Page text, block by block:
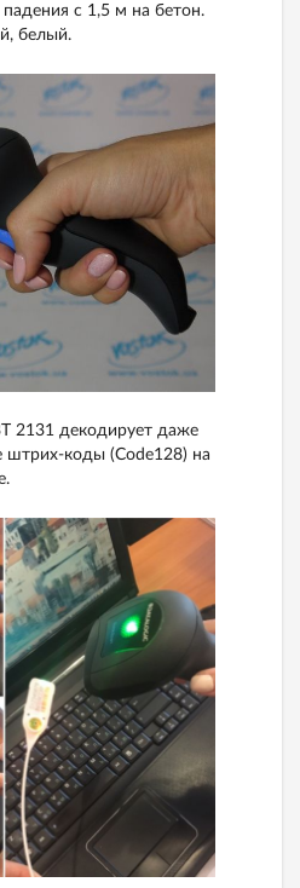
с 1,5 м на бетон.
белый.
2131 декодирует даже
штрих-коды (Code128) на